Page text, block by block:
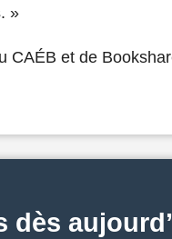
»
CAÉB et de